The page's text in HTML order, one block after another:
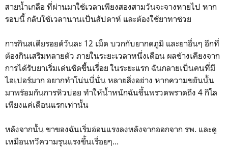
สายน้ำเกลือ ที่ผ่านมาใช้เวลาเพียงสองสามวันจะจางหายไป หาก
รอบนี้ กลับใช้เวลานานเป็นสัปดาห์ และต้องใช้ยาทาช่วย
การกินสเตียรอยด์วันละ 12 ​เม็ด บวกกับยากดภูมิ และยาอื่นๆ อีกที่
ต้องกินเสริมหลายตัว ภายในระยะเวลาหนึ่งเดือน ผลข้างเคียงจาก
การได้รับยาเริ่มเด่นชัดขึ้นเรื่อย ในระยะแรก ฉันกลายเป็นคนที่มี
ไฮเปอร์มาก อยากทำโน่นนี่นั่น หลายสิ่งอย่าง หากความขยันนั้น
มาพร้อมกันการหิวบ่อย ทำให้น้ำหนักฉันขึ้นพรวดพราดถึง 4 กิโล
เพียงแค่เดือนแรกเท่านั้น
หลังจากนั้น ขาของฉันเริ่มอ่อนแรงลงหลังจากออกจาก รพ. และดู
เหมือนทวีความรุนแรงขึ้นเรื่อยๆ...